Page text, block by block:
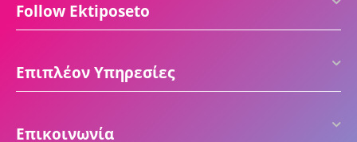
Follow Ektiposeto
Επιπλέον Υπηρεσίες
Επικοινωνία